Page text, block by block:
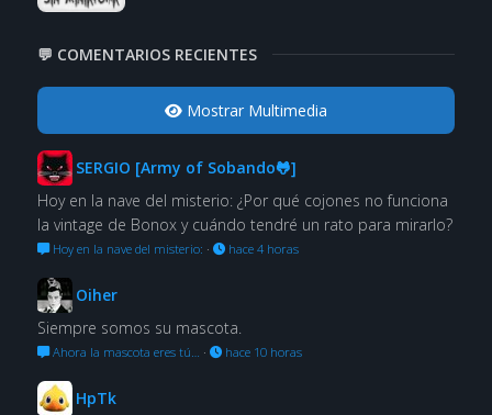
💬 COMENTARIOS RECIENTES
Mostrar Multimedia
SERGIO [Army of Sobando🐸]
Hoy en la nave del misterio: ¿Por qué cojones no funciona
la vintage de Bonox y cuándo tendré un rato para mirarlo?
Hoy en la nave del misterio: · hace 4 horas
Oiher
Siempre somos su mascota.
Ahora la mascota eres tú… · hace 10 horas
HpTk